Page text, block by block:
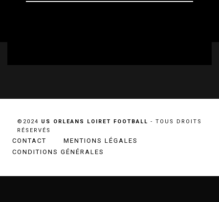
©2024 US ORLEANS LOIRET FOOTBALL - TOUS DROITS
RÉSERVÉS
CONTACT
MENTIONS LÉGALES
CONDITIONS GÉNÉRALES